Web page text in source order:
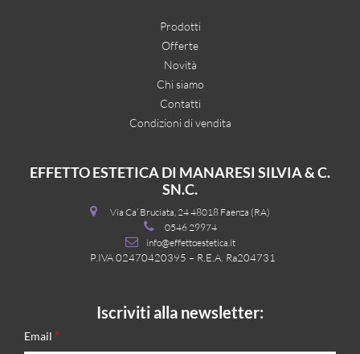
Prodotti
Offerte
Novità
Chi siamo
Contatti
Condizioni di vendita
EFFETTO ESTETICA DI MANARESI SILVIA & C.
SN.C.
Via Ca’ Bruciata, 24 48018 Faenza (RA)
0546 29974
info@effettoestetica.it
P.IVA 02470420395 – R.E.A. Ra204731
Iscriviti alla newsletter:
Email *